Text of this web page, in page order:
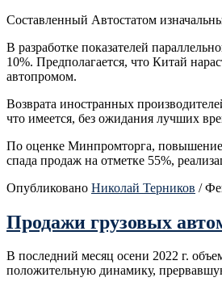
Составленный Автостатом
В разработке показателей
10%. Предполагается, что Китай
автопромом.
Возврата иностранных
что имеется, без ожидания лучших
По оценке Минпромторга, повышение
спада продаж на отметке 55%,
Опубликовано Николай Терников /
Продажи грузовых
В последний месяц осени 2022 г.
положительную динамику,